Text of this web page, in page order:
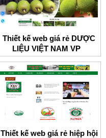
Thiết kế web giá rẻ DƯỢC
LIỆU VIỆT NAM VP
Thiết kế web giá rẻ hiệp hội